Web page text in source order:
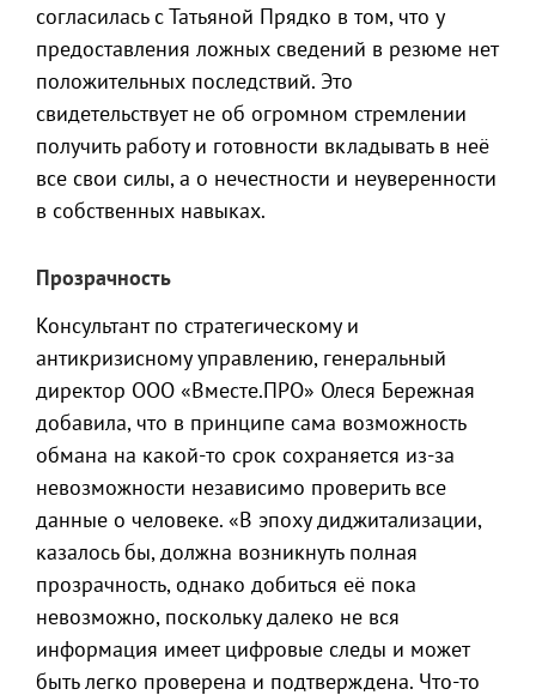
согласилась с Татьяной Прядко в том, что у
предоставления ложных сведений в резюме нет
положительных последствий. Это
свидетельствует не об огромном стремлении
получить работу и готовности вкладывать в неё
все свои силы, а о нечестности и неуверенности
в собственных навыках.
Прозрачность
Консультант по стратегическому и
антикризисному управлению, генеральный
директор ООО «Вместе.ПРО» Олеся Бережная
добавила, что в принципе сама возможность
обмана на какой-то срок сохраняется из-за
невозможности независимо проверить все
данные о человеке. «В эпоху диджитализации,
казалось бы, должна возникнуть полная
прозрачность, однако добиться её пока
невозможно, поскольку далеко не вся
информация имеет цифровые следы и может
быть легко проверена и подтверждена. Что-то